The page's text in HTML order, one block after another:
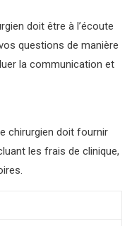
doit être à l’écoute
questions de manière
la communication et
chirurgien doit fournir
les frais de clinique,